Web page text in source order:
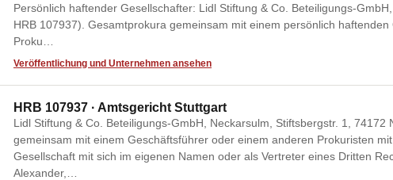
Persönlich haftender Gesellschafter: Lidl Stiftung & Co. Beteiligungs-
HRB 107937). Gesamtprokura gemeinsam mit einem persönlich
Proku…
Veröffentlichung und Unternehmen ansehen
HRB 107937 · Amtsgericht Stuttgart
Lidl Stiftung & Co. Beteiligungs-GmbH, Neckarsulm, Stiftsbergstr. 1, 74172
gemeinsam mit einem Geschäftsführer oder einem anderen Prokuristen
Gesellschaft mit sich im eigenen Namen oder als Vertreter eines Dritten
Alexander,…